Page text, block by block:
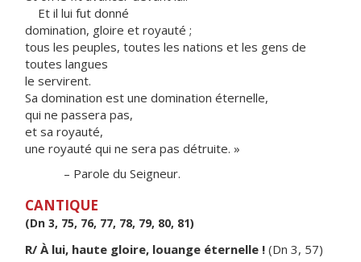
Et il lui fut donné
domination, gloire et royauté ;
tous les peuples, toutes les nations et les gens de
toutes langues
le servirent.
Sa domination est une domination éternelle,
qui ne passera pas,
et sa royauté,
une royauté qui ne sera pas détruite. »
– Parole du Seigneur.
CANTIQUE
(Dn 3, 75, 76, 77, 78, 79, 80, 81)
R/ À lui, haute gloire, louange éternelle ! (Dn 3, 57)